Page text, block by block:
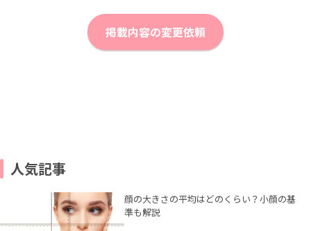
掲載内容の変更依頼
人気記事
顔の大きさの平均はどのくらい？小顔の基
準も解説